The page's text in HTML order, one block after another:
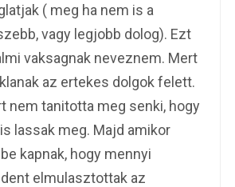
( meg ha nem is a
vagy legjobb dolog). Ezt
vaksagnak neveznem. Mert
az ertekes dolgok felett.
nem tanitotta meg senki, hogy
lassak meg. Majd amikor
kapnak, hogy mennyi
elmulasztottak az